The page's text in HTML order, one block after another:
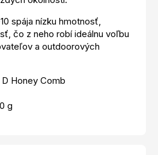
spája nízku hmotnosť,
čo z neho robí ideálnu voľbu
a outdoorových
D Honey Comb
g